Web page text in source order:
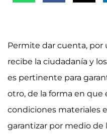
Permite dar cuenta, por
recibe la ciudadanía y
es pertinente para
otro, de la forma en que
condiciones materiales
garantizar por medio de